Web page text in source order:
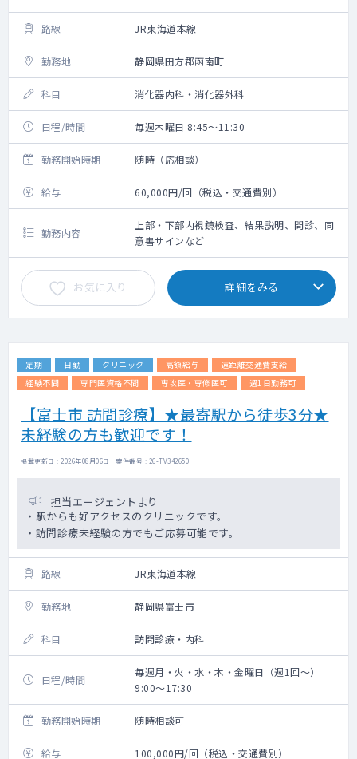
路線 JR東海道本線
勤務地 静岡県田方郡函南町
科目 消化器内科・消化器外科
日程/時間 毎週木曜日 8:45～11:30
勤務開始時期 随時（応相談）
給与 60,000円/回（税込・交通費別）
勤務内容
上部・下部内視鏡検査、結果説明、問診、同
意書サインなど
お気に入り 詳細をみる
定期 日勤 クリニック 高額給与
遠距離交通費支給
経験不問
専門医資格不問 専攻医・専修医可 週1日勤務可
【富士市 訪問診療】★最寄駅から徒歩3分★
未経験の方も歓迎です！
掲載更新日 : 2026年08月06日 案件番号 : 26-TV342650
担当エージェントより
・駅からも好アクセスのクリニックです。
・訪問診療未経験の方でもご応募可能です。
路線 JR東海道本線
勤務地 静岡県富士市
科目 訪問診療・内科
日程/時間
毎週月・火・水・木・金曜日（週1回～）
9:00～17:30
勤務開始時期 随時相談可
給与 100,000円/回（税込・交通費別）